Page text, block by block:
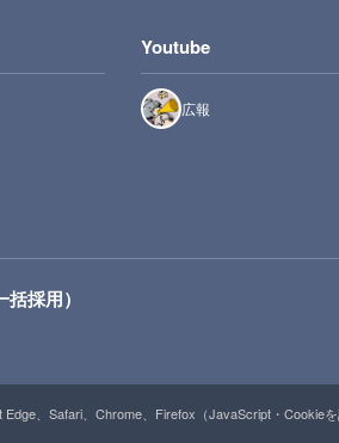
Youtube
広報
採用）
、Safari、Chrome、Firefox（JavaScript・Cookie